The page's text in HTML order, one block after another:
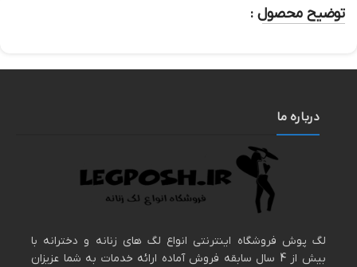
توضیح محصول :
درباره ما
لگ پوش فروشگاه اینترنتی انواع لگ های زنانه و دخترانه با
بیش از 4 سال سابقه فروش آماده ارائه خدمات به شما عزیزان